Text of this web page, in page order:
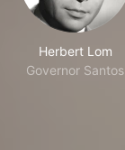
Herbert Lom
Governor Santos